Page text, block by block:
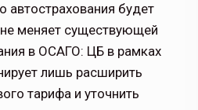
автострахования будет
меняет существующей
в ОСАГО: ЦБ в рамках
лишь расширить
тарифа и уточнить